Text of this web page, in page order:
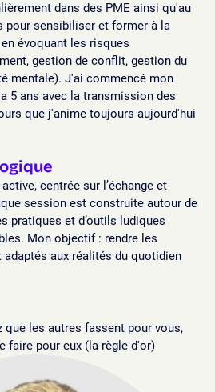
dans des PME ainsi qu'au
pour sensibiliser et former à la
évoquant les risques
gestion de conflit, gestion du
mentale). J'ai commencé mon
5 ans avec la transmission des
que j'anime toujours aujourd'hui
centrée sur l’échange et
session est construite autour de
pratiques et d’outils ludiques
Mon objectif : rendre les
aux réalités du quotidien
que les autres fassent pour vous,
faire pour eux (la règle d'or)